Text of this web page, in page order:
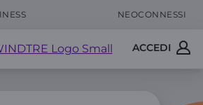
NEOCONNESSI
ACCEDI